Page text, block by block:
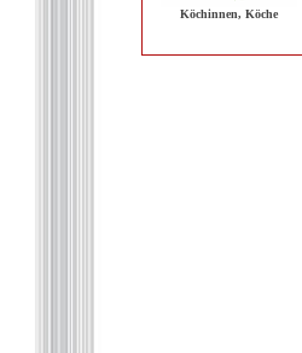
Köchinnen, Köche